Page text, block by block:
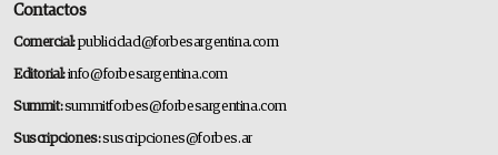
Contactos
Comercial:publicidad@forbesargentina.com
Editorial:info@forbesargentina.com
Summit:summitforbes@forbesargentina.com
Suscripciones:suscripciones@forbes.ar